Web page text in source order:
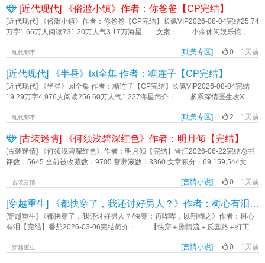
婆当狗和呼吸一样简单》作者：初日见雾
称为“破题”。 喻乾因对“破题”并没有兴趣。 他只是一个平平无奇的社
畜……杀手罢了，后者是爱好，前者是使命。然而，在莫名其妙接到一个刺杀任
务后，他来到了传说中的规则微世界，并被迫成为了破题者。在这个常年浓雾弥
线，才能被规则放走。 喻乾因对此很愤怒。 更让他愤怒的是，小镇中学
能悄无声息地干掉这个老师吗？ 脑回路清奇的冷脸（伪）社畜受X笑眯眯欠兮
兮（伪）无业游民攻 喻乾因X槐则 标签：无限流 剧情 强强《观破世界》作
者：白无昼
[近代现代] 《俗滥小镇》作者：你爸爸【CP完结】
[近代现代] 《俗滥小镇》作者：你爸爸【CP完结】长佩VIP2026-08-04完结25.74
万字1.66万人阅读731.20万人气3.17万海星 文案： 小余休闲娱乐馆，欢
精神小伙，说话做事一点不讲究，素质不高，注意避雷。 角色任何观点不代
短、直播、日常《俗滥小镇》作者：你爸爸
现代都市 [耽美专区] 0 1天前
[近代现代] 《半昼》txt全集 作者：糖连子【CP完结】
[近代现代] 《半昼》txt全集 作者：糖连子【CP完结】长佩VIP2026-08-04完结
19.29万字4,976人阅读256.60万人气1,227海星简介： 爹系深情医生攻X前阳
景， 但最不该是现在。 如果说從前的阮辞尚且算是一颗阳光又青涩的果
气宇不凡。长坏了的阮辞自认为没有资格再像從前一样厚着脸皮赖着他。 于
是该怎么躲着付燕亭就成了阮辞每天烦恼的事。 他出入上下班不用正门，走
的偏门， 可付燕亭的车总是有预知能力一样挡在他面前。 他取药也不去
他索性不出门了，就在家办工， 可为什么，他的那个老奶奶邻居搬走后，住
重逢，是他蓄谋已久，精心准备的。 第二个秘密是：他蓄谋已久的不止是这
场重逢，早在7年前，在那个出租屋的初遇，也不是偶然。 - ①倒敍，前
半部份回忆章节，受先主动追攻。后半部份攻追受，使劲宠受！ ②基调酸
了。 标签：H E年上 久别重逢 酸甜《半昼》作者：糖连子
现代都市 [耽美专区] 2 1天前
[古装迷情] 《何须浅碧深红色》作者：明月倾【完结】
[古装迷情] 《何须浅碧深红色》作者：明月倾【完结】晋江2026-06-22完结总书
评数：5645 当前被收藏数：9705 营养液数：3360 文章积分：69,159,544文案
场，王孙子弟，世家**，各有各的争夺，山雨欲来风满楼。江南柳，恨悠悠，柳
无忧流落在外。柳无忧原本是世家贵女，天之骄女，一朝沦落泥尘，一身才学无
处施展，性格如鹤的她，如何从淤泥中开出花来？翡翠是孟家老太君的贴身婢
女，实际上孟家的管家人，身份卑微，责任重大，如同姐姐般照料一府上下，孟
家三**孟妙常是庶女出身，七窍玲珑，靠自己的聪慧心思和开朗性格在夫人间颇
古装言情 [言情小说] 0 1天前
[穿越重生] 《都快穿了，我还讨好男人？》作者：树心有泪【完结】
[穿越重生] 《都快穿了，我还讨好男人？/快穿：再哔哔，以翔糊之》作者：树心
有泪【完结】番茄2026-03-06完结简介： 【快穿＋剧情流＋反套路＋打工人
把自己送进ICU成了植物人。 系统马力告诉她，在三千小世界里完成任务收
穿越重生 [言情小说] 0 1天前